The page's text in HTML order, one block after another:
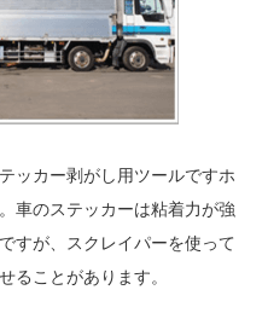
ッカー剥がし用ツールですホ
車のステッカーは粘着力が強
すが、スクレイパーを使って
ることがあります。